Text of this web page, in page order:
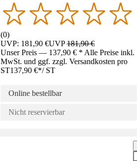
(0)
UVP: 181,90 €UVP181,90 €
Unser Preis — 137,90 € * Alle Preise inkl.
MwSt. und ggf. zzgl. Versandkosten pro
ST137,90 €*/ ST
Online bestellbar
Nicht reservierbar